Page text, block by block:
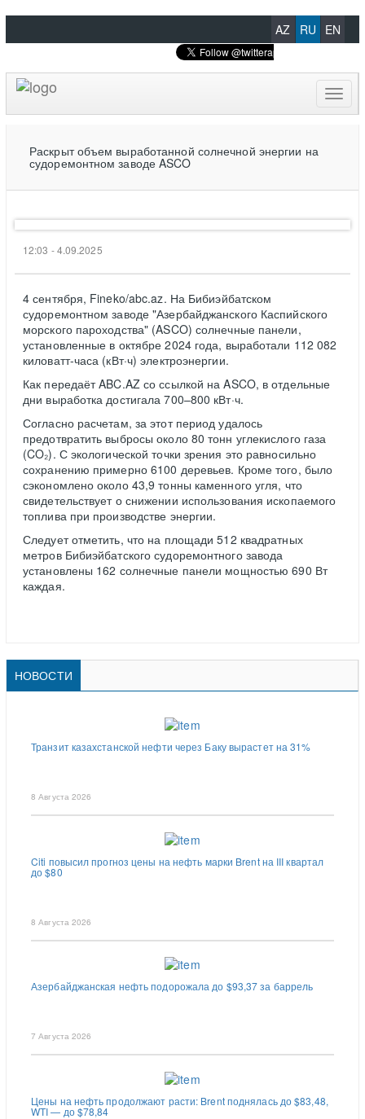
AZ RU EN
Раскрыт объем выработанной солнечной энергии на
судоремонтном заводе ASCO
12:03 - 4.09.2025
4 сентября, Fineko/abc.az. На Бибиэйбатском
судоремонтном заводе "Азербайджанского Каспийского
морского пароходства" (ASCO) солнечные панели,
установленные в октябре 2024 года, выработали 112 082
киловатт-часа (кВт·ч) электроэнергии.
Как передаёт ABC.AZ со ссылкой на ASCO, в отдельные
дни выработка достигала 700–800 кВт·ч.
Согласно расчетам, за этот период удалось
предотвратить выбросы около 80 тонн углекислого газа
(CO₂). С экологической точки зрения это равносильно
сохранению примерно 6100 деревьев. Кроме того, было
сэкономлено около 43,9 тонны каменного угля, что
свидетельствует о снижении использования ископаемого
топлива при производстве энергии.
Следует отметить, что на площади 512 квадратных
метров Бибиэйбатского судоремонтного завода
установлены 162 солнечные панели мощностью 690 Вт
каждая.
НОВОСТИ
Транзит казахстанской нефти через Баку вырастет на 31%
8 Августа 2026
Citi повысил прогноз цены на нефть марки Brent на III квартал
до $80
8 Августа 2026
Азербайджанская нефть подорожала до $93,37 за баррель
7 Августа 2026
Цены на нефть продолжают расти: Brent поднялась до $83,48,
WTI — до $78,84